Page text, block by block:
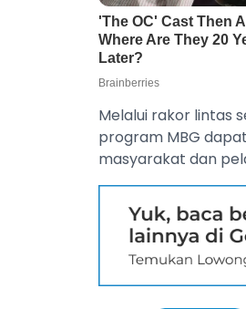
‎Melalui rakor lintas
program MBG
masyarakat dan